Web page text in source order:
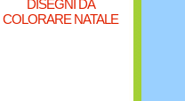
DISEGNI DA
COLORARE NATALE